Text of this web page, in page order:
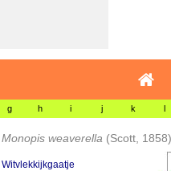
g h i j k l
Monopis weaverella (Scott, 1858)
Witvlekkijkgaatje